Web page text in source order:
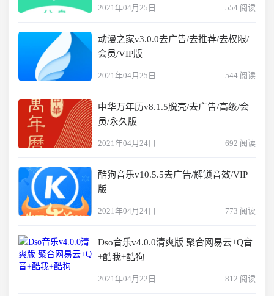
2021年04月25日 554 阅读
动漫之家v3.0.0去广告/去推荐/去权限/
会员/VIP版
2021年04月25日 544 阅读
中华万年历v8.1.5脱壳/去广告/高级/会
员/永久版
2021年04月24日 692 阅读
酷狗音乐v10.5.5去广告/解锁音效/VIP
版
2021年04月24日 773 阅读
Dso音乐v4.0.0清爽版 聚合网易云+Q音
+酷我+酷狗
2021年04月22日 812 阅读